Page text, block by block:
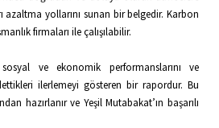
azaltma yollarını sunan bir belgedir. Karbon
firmaları ile çalışılabilir.
ve ekonomik performanslarını ve
ilerlemeyi gösteren bir rapordur. Bu
hazırlanır ve Yeşil Mutabakat’ın başarılı